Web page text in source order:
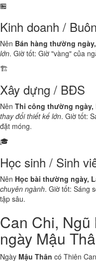
🏪
Kinh doanh /
Nên Bán hàng thường
lớn. Giờ tốt: Giờ "vàng" của
🏗️
Xây dựng / BĐS
Nên Thi công thường ngày,
thay đổi thiết kế lớn. Giờ tốt:
đặt móng.
🎓
Học sinh / Sinh
Nên Học bài thường ngày,
chuyên ngành. Giờ tốt: Sáng
tập sâu.
Can Chi, Ngũ
ngày Mậu
Ngày Mậu Thân có Thiên